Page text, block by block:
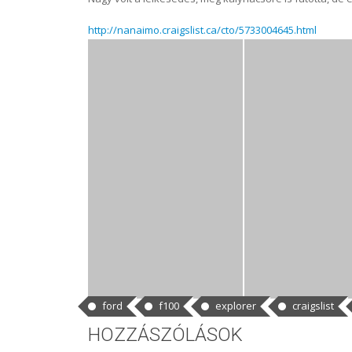
http://nanaimo.craigslist.ca/cto/5733004645.html
ford f100 explorer craigslist
HOZZÁSZÓLÁSOK